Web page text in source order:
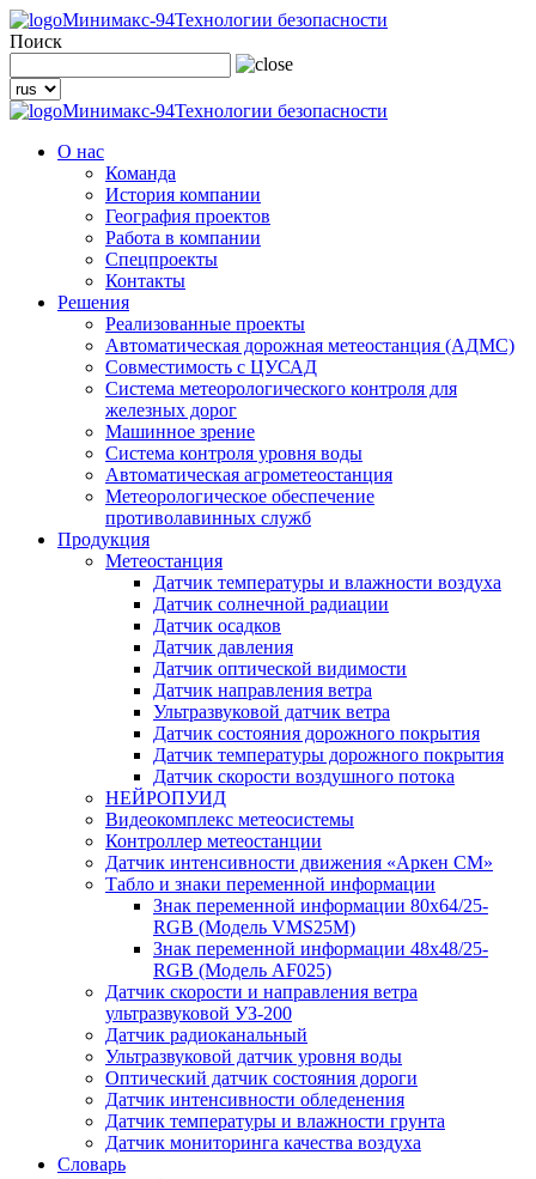
Минимакс-94Технологии безопасности
Поиск
Минимакс-94Технологии безопасности
О нас
Команда
История компании
География проектов
Работа в компании
Спецпроекты
Контакты
Решения
Реализованные проекты
Автоматическая дорожная метеостанция (АДМС)
Совместимость с ЦУСАД
Система метеорологического контроля для
железных дорог
Машинное зрение
Система контроля уровня воды
Автоматическая агрометеостанция
Метеорологическое обеспечение
противолавинных служб
Продукция
Метеостанция
Датчик температуры и влажности воздуха
Датчик солнечной радиации
Датчик осадков
Датчик давления
Датчик оптической видимости
Датчик направления ветра
Ультразвуковой датчик ветра
Датчик состояния дорожного покрытия
Датчик температуры дорожного покрытия
Датчик скорости воздушного потока
НЕЙРОПУИД
Видеокомплекс метеосистемы
Контроллер метеостанции
Датчик интенсивности движения «Аркен СМ»
Табло и знаки переменной информации
Знак переменной информации 80х64/25-
RGB (Модель VMS25M)
Знак переменной информации 48х48/25-
RGB (Модель АF025)
Датчик скорости и направления ветра
ультразвуковой УЗ-200
Датчик радиоканальный
Ультразвуковой датчик уровня воды
Оптический датчик состояния дороги
Датчик интенсивности обледенения
Датчик температуры и влажности грунта
Датчик мониторинга качества воздуха
Словарь